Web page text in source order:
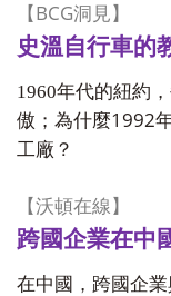
【 BCG洞見】
史溫自行車的
1960年代的紐約
傲；為什麼1992
工廠？
【沃頓在線】
跨國企業在中
在中國，跨國企